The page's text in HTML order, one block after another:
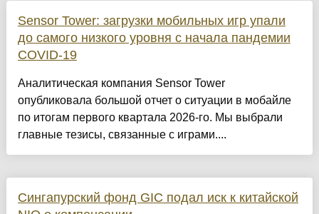
Sensor Tower: загрузки мобильных игр упали
до самого низкого уровня с начала пандемии
COVID-19
Аналитическая компания Sensor Tower
опубликовала большой отчет о ситуации в мобайле
по итогам первого квартала 2026-го. Мы выбрали
главные тезисы, связанные с играми....
Сингапурский фонд GIC подал иск к китайской